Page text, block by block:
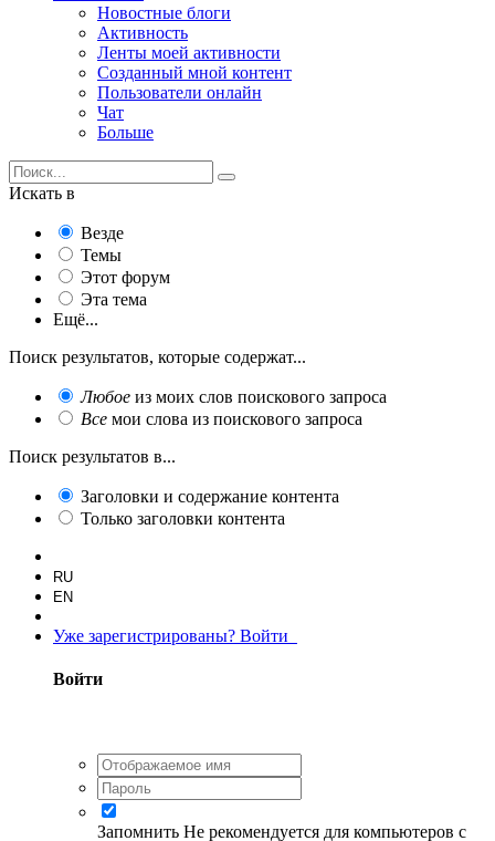
Новостные блоги
Активность
Ленты моей активности
Созданный мной контент
Пользователи онлайн
Чат
Больше
Искать в
Везде
Темы
Этот форум
Эта тема
Ещё...
Поиск результатов, которые содержат...
Любое из моих слов поискового запроса
Все мои слова из поискового запроса
Поиск результатов в...
Заголовки и содержание контента
Только заголовки контента
RU
EN
Уже зарегистрированы? Войти
Войти
Запомнить Не рекомендуется для компьютеров с